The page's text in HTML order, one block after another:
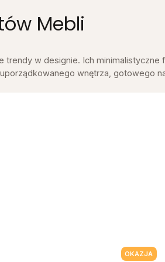
Mebli
w designie. Ich
wnętrza, gotowego
OKAZJA